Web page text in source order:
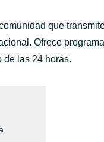
que
Ofrece
de las 24 horas.